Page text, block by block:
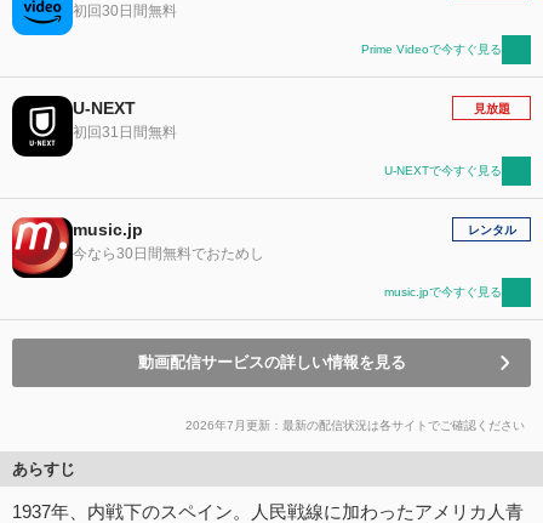
初回30日間無料
Prime Videoで今すぐ見る
U-NEXT
初回31日間無料
見放題
U-NEXTで今すぐ見る
music.jp
今なら30日間無料でおためし
レンタル
music.jpで今すぐ見る
動画配信サービスの詳しい情報を見る
2026年7月更新：最新の配信状況は各サイトでご確認ください
あらすじ
1937年、内戦下のスペイン。人民戦線に加わったアメリカ人青